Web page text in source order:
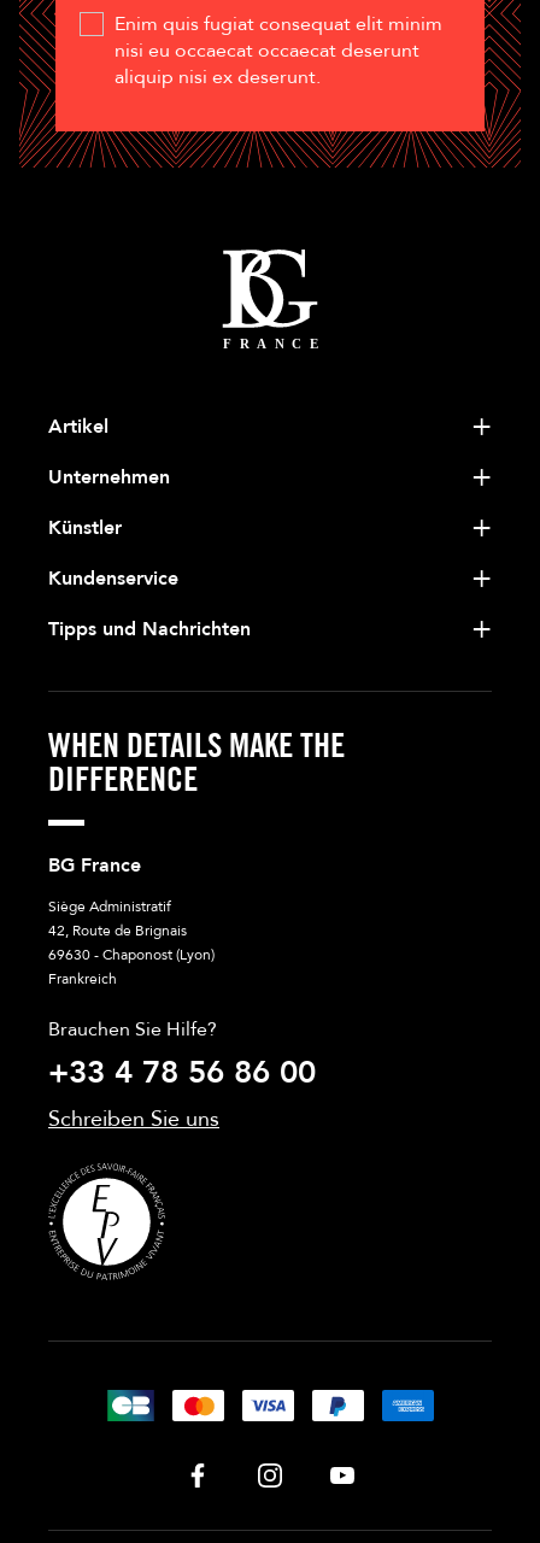
Enim quis fugiat consequat elit minim
nisi eu occaecat occaecat deserunt
aliquip nisi ex deserunt.
Artikel
Unternehmen
Künstler
Kundenservice
Tipps und Nachrichten
WHEN DETAILS MAKE THE
DIFFERENCE
BG France
Siège Administratif
42, Route de Brignais
69630 - Chaponost (Lyon)
Frankreich
Brauchen Sie Hilfe?
+33 4 78 56 86 00
Schreiben Sie uns